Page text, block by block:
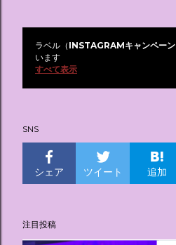
投
稿
ラベル（ INSTAGRAMキャンペーン
います
すべて表示
SNS
シェア ツイート 追加
注目投稿